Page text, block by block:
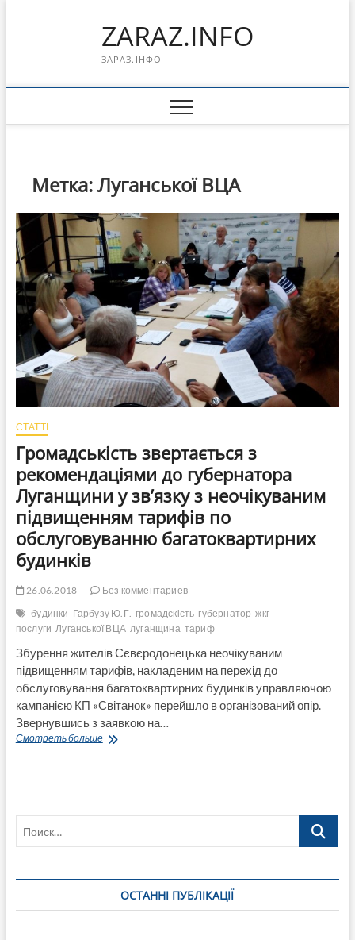
ZARAZ.INFO
ЗАРАЗ.ІНФО
Метка:Луганської ВЦА
СТАТТІ
Громадськість звертається з
рекомендаціями до губернатора
Луганщини у зв’язку з неочікуваним
підвищенням тарифів по
обслуговуванню багатоквартирних
будинків
26.06.2018
Без комментариев
будинки Гарбузу Ю.Г. громадскість губернатор жкг-
послуги Луганської ВЦА луганщина тариф
Збурення жителів Сєвєродонецька неочікуваним
підвищенням тарифів, накладеним на перехід до
обслуговування багатоквартирних будинків управляючою
кампанією КП «Світанок» перейшло в організований опір.
Звернувшись з заявкою на…
Смотреть большеГромадськість
неочікуваним
підвищенням
тарифів
Поиск…
ОСТАННІ ПУБЛІКАЦІЇ